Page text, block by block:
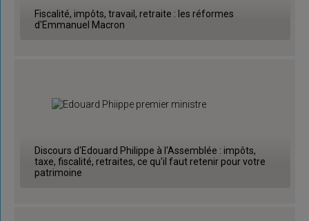
Fiscalité, impôts, travail, retraite : les réformes
d'Emmanuel Macron
Discours d'Edouard Philippe à l'Assemblée : impôts,
taxe, fiscalité, retraites, ce qu'il faut retenir pour votre
patrimoine